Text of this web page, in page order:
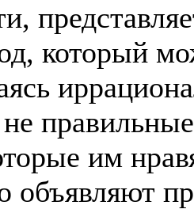
который
им
объявляют